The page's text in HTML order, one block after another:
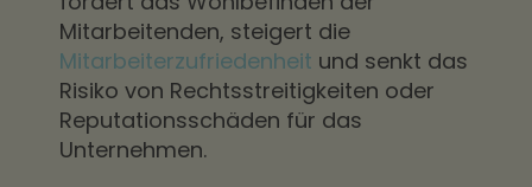
Mitarbeitenden, steigert die
Mitarbeiterzufriedenheit und senkt das
Risiko von Rechtsstreitigkeiten oder
Reputationsschäden für das
Unternehmen.